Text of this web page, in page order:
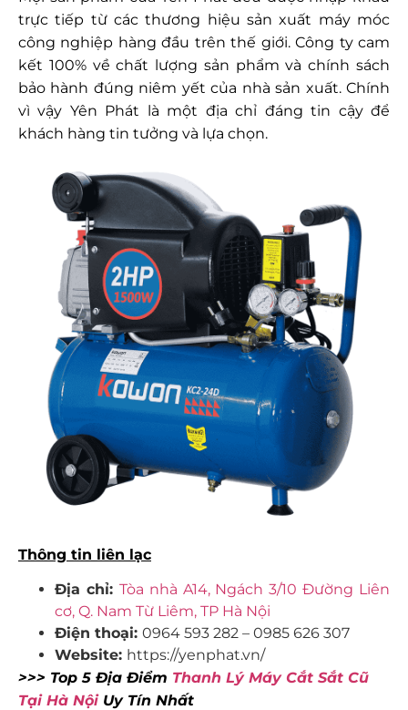
trực tiếp từ các thương hiệu sản xuất máy móc
công nghiệp hàng đầu trên thế giới. Công ty cam
kết 100% về chất lượng sản phẩm và chính sách
bảo hành đúng niêm yết của nhà sản xuất. Chính
vì vậy Yên Phát là một địa chỉ đáng tin cậy để
khách hàng tin tưởng và lựa chọn.
Thông tin liên lạc
Địa chỉ: Tòa nhà A14, Ngách 3/10 Đường Liên
cơ, Q. Nam Từ Liêm, TP Hà Nội
Điện thoại: 0964 593 282 – 0985 626 307
Website: https://yenphat.vn/
>>> Top 5 Địa Điểm Thanh Lý Máy Cắt Sắt Cũ
Tại Hà NộiUy Tín Nhất